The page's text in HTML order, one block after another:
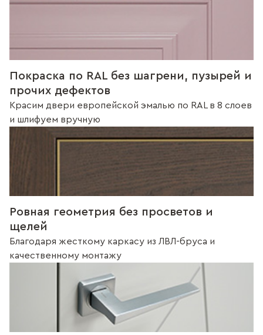
Покраска по RAL без шагрени, пузырей и
прочих дефектов
Красим двери европейской эмалью по RAL в 8 слоев
и шлифуем вручную
Ровная геометрия без просветов и
щелей
Благодаря жесткому каркасу из ЛВЛ-бруса и
качественному монтажу